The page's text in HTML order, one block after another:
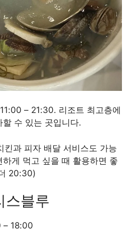
– 21:30. 리조트 최고층에
수 있는 곳입니다.
킨과 피자 배달 서비스도 가능
게 먹고 싶을 때 활용하면 좋
20:30)
스블루
– 18:00